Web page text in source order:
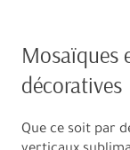
Mosaïques
décoratives
Que ce soit par